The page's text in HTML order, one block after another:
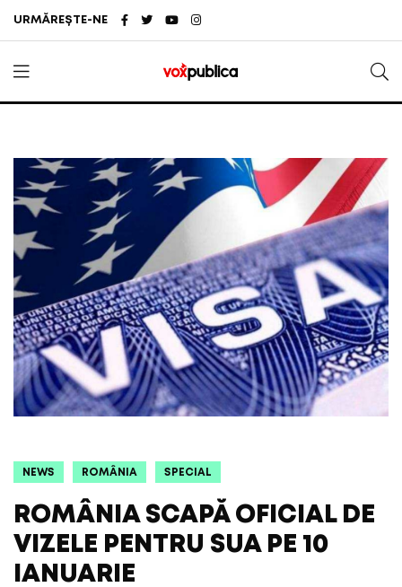
URMĂREȘTE-NE
NEWS ROMÂNIA SPECIAL
ROMÂNIA SCAPĂ OFICIAL DE
VIZELE PENTRU SUA PE 10
IANUARIE